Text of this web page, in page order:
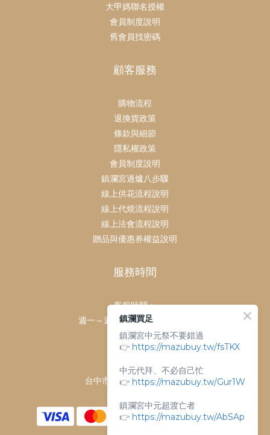
大甲媽聯名授權
會員制度說明
舊會員找密碼
顧客服務
購物流程
退換貨政策
條款與細節
隱私權政策
會員制度說明
鎮瀾宮過爐八步驟
線上供花流程說明
線上代燒流程說明
線上法會流程說明
贈品與優惠券權益說明
服務時間
客服時間：
週一～週日 上午9點～下午6點
客服電話：
04-26763688
門市地址：
台中市大甲區順天路238號
鎮瀾買足
鎮瀾宮中元祭不要錯過
👉 https://mazubuy.tw/fsTKX
中元代拜、不必自己忙
👉 https://mazubuy.tw/Gur1W
鎮瀾宮中元超渡亡者
👉 https://mazubuy.tw/AbSAp